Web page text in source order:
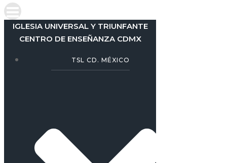
IGLESIA UNIVERSAL Y TRIUNFANTE
CENTRO DE ENSEÑANZA CDMX
TSL CD. MÉXICO